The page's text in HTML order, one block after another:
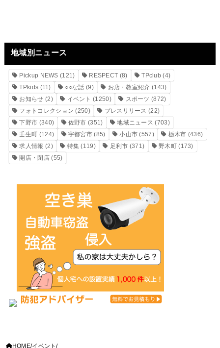
地域別ニュース
Pickup NEWS (121) RESPECT (8) TPclub (4)
TPkids (11) ○○な話 (9) お店・教室紹介 (143)
お知らせ (2) イベント (1250) スポーツ (872)
フォトコレクション (250) プレスリリース (22)
下野市 (340) 佐野市 (351) 地域ニュース (703)
壬生町 (124) 宇都宮市 (85) 小山市 (557) 栃木市 (436)
求人情報 (2) 特集 (119) 足利市 (371) 野木町(173)
開店・閉店(55)
HOME イベント